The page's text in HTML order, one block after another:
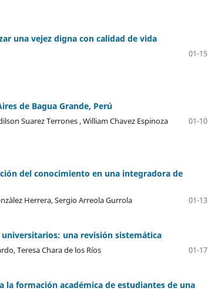
una vejez digna con calidad de vida
01-15
de Bagua Grande, Perú
Suarez Terrones , William Chavez Espinoza
01-10
del conocimiento en una integradora de
Herrera, Sergio Arreola Gurrola 01-13
una revisión sistemática
Teresa Chara de los Ríos 01-17
la formación académica de estudiantes de una